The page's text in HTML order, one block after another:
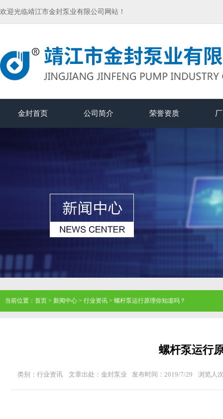
欢迎光临靖江市金封泵业有限公司网站！
金封首页 公司简介 荣誉资质
当前位置： 首页 > 新闻中心 > 行业资讯 > 螺杆泵运行原理你知道吗？
螺杆泵运行
类别：行业资讯 文章出处：金封泵业 发布时间：2019/7/29 浏览人